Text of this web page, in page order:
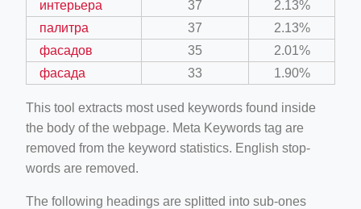
интерьера 37
2.13%
палитра
37
2.13%
фасадов
35
2.01%
фасада
33 1.90%
This tool extracts most used keywords found inside
the body of the webpage. Meta Keywords tag are
removed from the keyword statistics. English stop-
words are removed.
The following headings are splitted into sub-ones